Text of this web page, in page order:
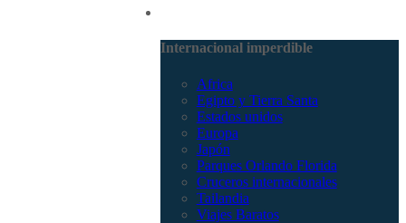
Internacional imperdible
Africa
Egipto y Tierra Santa
Estados unidos
Europa
Japón
Parques Orlando Florida
Cruceros internacionales
Tailandia
Viajes Baratos